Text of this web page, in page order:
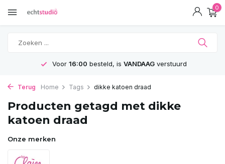
0
Voor 16:00 besteld, is VANDAAGverstuurd
Terug Home Tags dikke katoen draad
Producten getagd met dikke
katoen draad
Onze merken